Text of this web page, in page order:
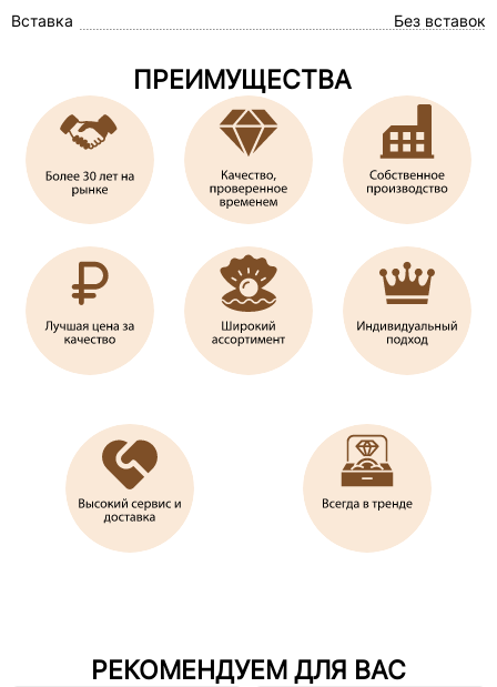
Вставка Без вставок
ПРЕИМУЩЕСТВА
РЕКОМЕНДУЕМ ДЛЯ ВАС